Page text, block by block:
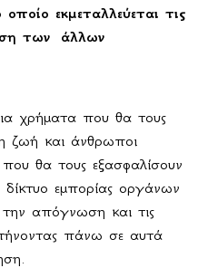
εκμεταλλεύεται τις
των άλλων
χρήματα που θα τους
ζωή και άνθρωποι
θα τους εξασφαλίσουν
εμπορίας οργάνων
την απόγνωση και τις
πάνω σε αυτά